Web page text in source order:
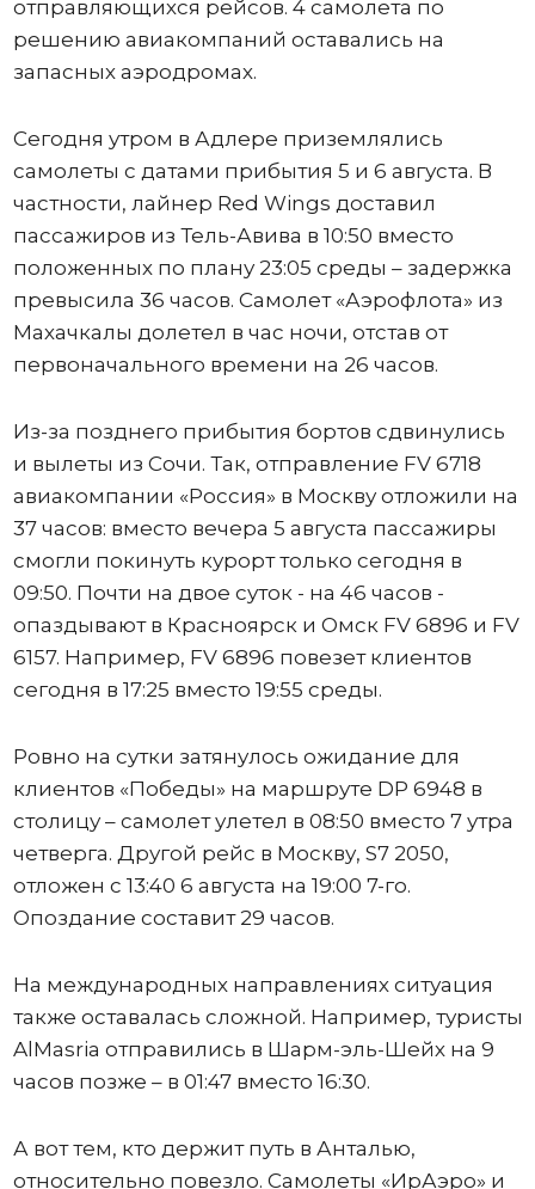
отправляющихся рейсов. 4 самолета по
решению авиакомпаний оставались на
запасных аэродромах.
Сегодня утром в Адлере приземлялись
самолеты с датами прибытия 5 и 6 августа. В
частности, лайнер Red Wings доставил
пассажиров из Тель-Авива в 10:50 вместо
положенных по плану 23:05 среды – задержка
превысила 36 часов. Самолет «Аэрофлота» из
Махачкалы долетел в час ночи, отстав от
первоначального времени на 26 часов.
Из-за позднего прибытия бортов сдвинулись
и вылеты из Сочи. Так, отправление FV 6718
авиакомпании «Россия» в Москву отложили на
37 часов: вместо вечера 5 августа пассажиры
смогли покинуть курорт только сегодня в
09:50. Почти на двое суток - на 46 часов -
опаздывают в Красноярск и Омск FV 6896 и FV
6157. Например, FV 6896 повезет клиентов
сегодня в 17:25 вместо 19:55 среды.
Ровно на сутки затянулось ожидание для
клиентов «Победы» на маршруте DP 6948 в
столицу – самолет улетел в 08:50 вместо 7 утра
четверга. Другой рейс в Москву, S7 2050,
отложен с 13:40 6 августа на 19:00 7-го.
Опоздание составит 29 часов.
На международных направлениях ситуация
также оставалась сложной. Например, туристы
AlMasria отправились в Шарм-эль-Шейх на 9
часов позже – в 01:47 вместо 16:30.
А вот тем, кто держит путь в Анталью,
относительно повезло. Самолеты «ИрАэро» и